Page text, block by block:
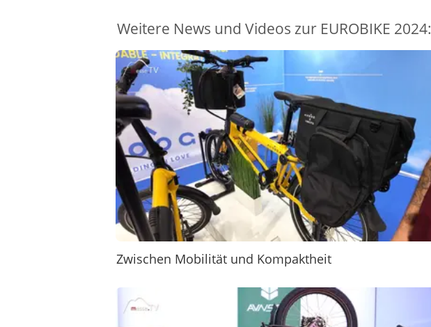
Weitere News und Videos zur EUROBIKE 2024:
Zwischen Mobilität und Kompaktheit